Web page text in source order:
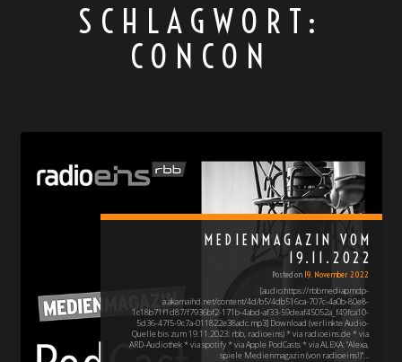
SCHLAGWORT:
CONCON
MEDIENMAGAZIN VOM
19.11.2022
Posted on 19. November 2022
[audio:https://rbbmediapmdp-
a.akamaihd.net/content/4d/b5/4db516ca-707c-4a0b-80e8-
1c18b71f1d87/f7936bf2-171b-4abd-af33-59deaf45052a_f49fca10-
5d36-47f5-9c7a-011822e38adc.mp3] Download (verlinkte Audio-
Quelle bis zum 19.11.2023: rbb, radioeins) * via radioeins.de * via
ARD-Audiothek * via spotify * via Apple PodCasts * via ALEXA: "Alexa,
spiele Medienmagazin (von radioeins!)"…